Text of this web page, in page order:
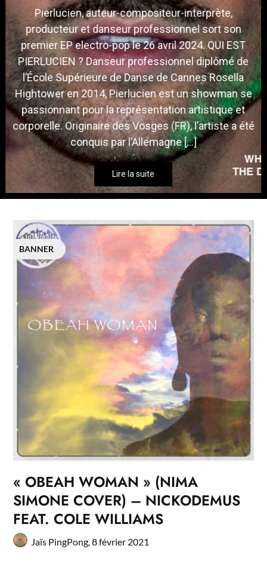
Pierlucien, auteur-compositeur-interprète,
producteur et danseur professionnel sort son
premier EP electro-pop le 26 avril 2024. QUI EST
PIERLUCIEN ? Danseur professionnel diplômé de
l’École Supérieure de Danse de Cannes Rosella
Hightower en 2014, Pierlucien est un showman se
passionnant pour la représentation artistique et
corporelle. Originaire des Vosges (FR), l’artiste a été
conquis par l’Allemagne […]
Lire la suite
BANNER
« OBEAH WOMAN » (NIMA
SIMONE COVER) – NICKODEMUS
FEAT. COLE WILLIAMS
Jaïs PingPong,8 février 2021